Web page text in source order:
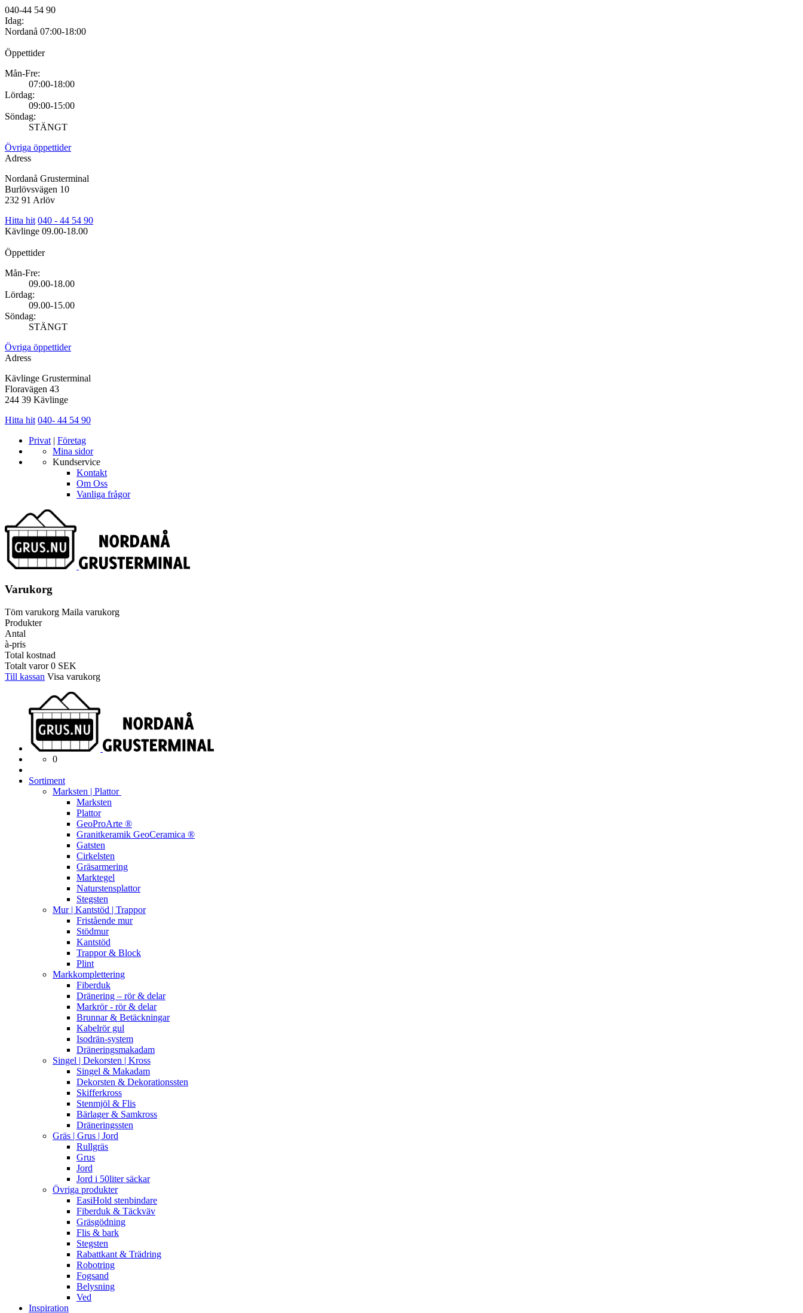
040-44 54 90
Idag:
Nordanå 07:00-18:00
Öppettider
Mån-Fre:
07:00-18:00
Lördag:
09:00-15:00
Söndag:
STÄNGT
Övriga öppettider
Adress
Nordanå Grusterminal
Burlövsvägen 10
232 91 Arlöv
Hitta hit 040 - 44 54 90
Kävlinge 09.00-18.00
Öppettider
Mån-Fre:
09.00-18.00
Lördag:
09.00-15.00
Söndag:
STÄNGT
Övriga öppettider
Adress
Kävlinge Grusterminal
Floravägen 43
244 39 Kävlinge
Hitta hit 040- 44 54 90
Privat | Företag
Mina sidor
Kundservice
Kontakt
Om Oss
Vanliga frågor
Varukorg
Töm varukorg Maila varukorg
Produkter
Antal
à-pris
Total kostnad
Totalt varor0 SEK
Till kassan Visa varukorg
0
Sortiment
Marksten | Plattor
Marksten
Plattor
GeoProArte ®
Granitkeramik GeoCeramica ®
Gatsten
Cirkelsten
Gräsarmering
Marktegel
Naturstensplattor
Stegsten
Mur | Kantstöd | Trappor
Fristående mur
Stödmur
Kantstöd
Trappor & Block
Plint
Markkomplettering
Fiberduk
Dränering – rör & delar
Markrör - rör & delar
Brunnar & Betäckningar
Kabelrör gul
Isodrän-system
Dräneringsmakadam
Singel | Dekorsten | Kross
Singel & Makadam
Dekorsten & Dekorationssten
Skifferkross
Stenmjöl & Flis
Bärlager & Samkross
Dräneringssten
Gräs | Grus | Jord
Rullgräs
Grus
Jord
Jord i 50liter säckar
Övriga produkter
EasiHold stenbindare
Fiberduk & Täckväv
Gräsgödning
Flis & bark
Stegsten
Rabattkant & Trädring
Robotring
Fogsand
Belysning
Ved
Inspiration